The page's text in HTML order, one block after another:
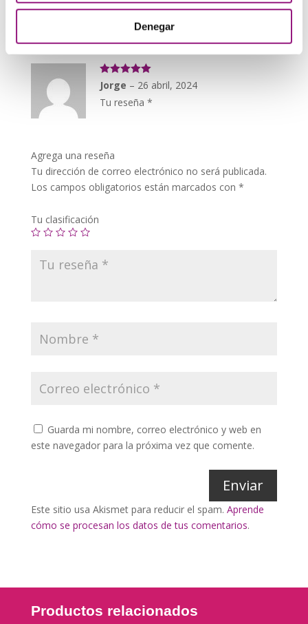
Denegar
5de 5
Valorado con
5
de 5
Jorge – 26 abril, 2024
Tu reseña *
Agrega una reseña
Tu dirección de correo electrónico no será publicada.
Los campos obligatorios están marcados con *
Tu clasificación
Guarda mi nombre, correo electrónico y web en
este navegador para la próxima vez que comente.
Enviar
Este sitio usa Akismet para reducir el spam. Aprende
cómo se procesan los datos de tus comentarios.
Productos relacionados